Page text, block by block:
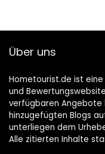
Über uns
Hometourist.de ist
und
verfügbaren Angebote
hinzugefügten Blogs
unterliegen dem
Alle zitierten Inhalte